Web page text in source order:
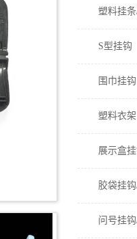
塑料挂
S型挂钩
围巾挂钩
塑料衣架
展示盒
胶袋挂
问号挂